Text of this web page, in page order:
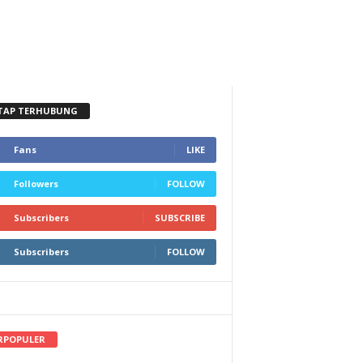
TERHUBUNG
Fans LIKE
Followers FOLLOW
Subscribers SUBSCRIBE
Subscribers FOLLOW